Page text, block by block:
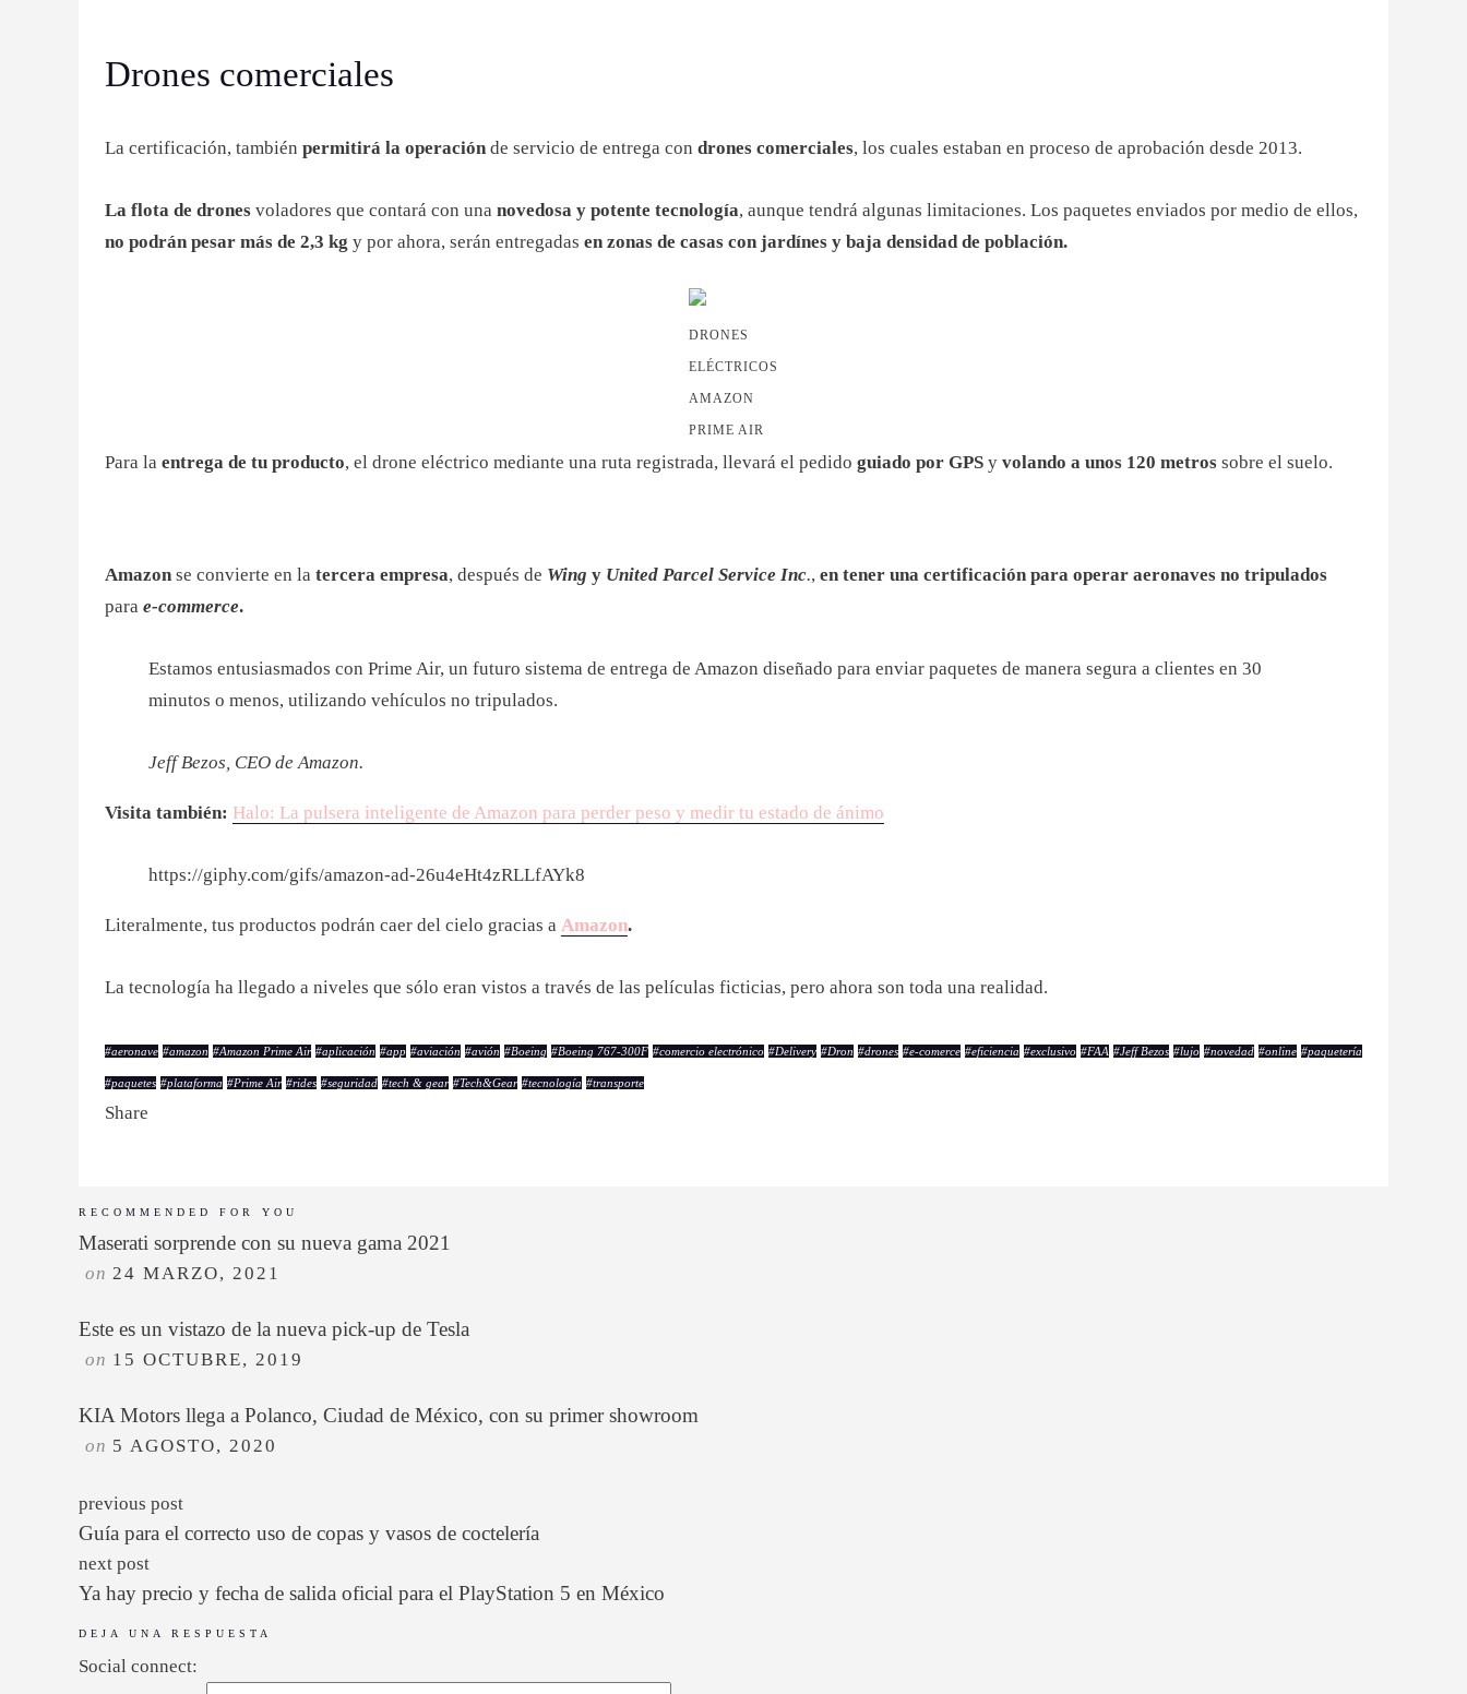
Drones comerciales
La certificación, también permitirá la operación de servicio de entrega con drones comerciales, los cuales estaban en proceso de aprobación desde 2013.
La flota de drones voladores que contará con una novedosa y potente tecnología, aunque tendrá algunas limitaciones. Los paquetes enviados por medio de ellos,
no podrán pesar más de 2,3 kg y por ahora, serán entregadas en zonas de casas con jardínes y baja densidad de población.
DRONES
ELÉCTRICOS
AMAZON
PRIME AIR
Para la entrega de tu producto, el drone eléctrico mediante una ruta registrada, llevará el pedido guiado por GPS y volando a unos 120 metros sobre el suelo.
Amazon se convierte en la tercera empresa, después de Wing y United Parcel Service Inc., en tener una certificación para operar aeronaves no tripulados
para e-commerce.
Estamos entusiasmados con Prime Air, un futuro sistema de entrega de Amazon diseñado para enviar paquetes de manera segura a clientes en 30
minutos o menos, utilizando vehículos no tripulados.
Jeff Bezos, CEO de Amazon.
Visita también: Halo: La pulsera inteligente de Amazon para perder peso y medir tu estado de ánimo
https://giphy.com/gifs/amazon-ad-26u4eHt4zRLLfAYk8
Literalmente, tus productos podrán caer del cielo gracias a Amazon.
La tecnología ha llegado a niveles que sólo eran vistos a través de las películas ficticias, pero ahora son toda una realidad.
#aeronave #amazon #Amazon Prime Air #aplicación #app #aviación #avión #Boeing #Boeing 767-300F #comercio electrónico #Delivery #Dron #drones #e-comerce #eficiencia #exclusivo #FAA #Jeff Bezos #lujo #novedad #online #paquetería
#paquetes #plataforma #Prime Air #rides #seguridad #tech & gear #Tech&Gear #tecnología #transporte
Share
RECOMMENDED FOR YOU
Maserati sorprende con su nueva gama 2021
on 24 MARZO, 2021
Este es un vistazo de la nueva pick-up de Tesla
on 15 OCTUBRE, 2019
KIA Motors llega a Polanco, Ciudad de México, con su primer showroom
on 5 AGOSTO, 2020
previous post
Guía para el correcto uso de copas y vasos de coctelería
next post
Ya hay precio y fecha de salida oficial para el PlayStation 5 en México
DEJA UNA RESPUESTA
Social connect: